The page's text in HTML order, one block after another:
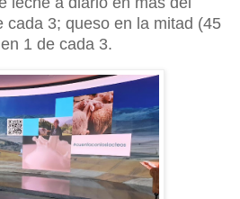
cada 3; queso en la mitad (45
1 de cada 3.